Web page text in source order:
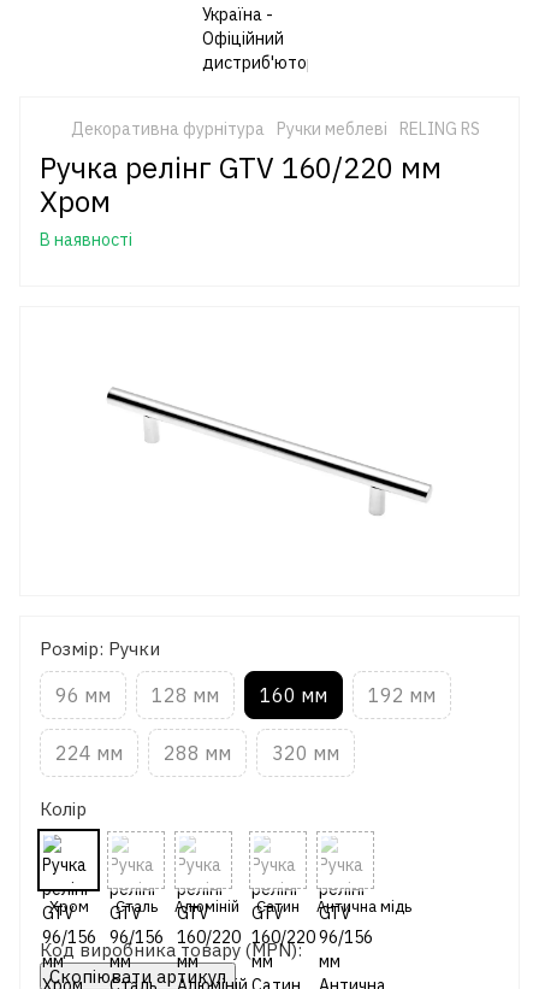
Декоративна фурнітура Ручки меблеві RELING RS
Ручка релінг GTV 160/220 мм
Хром
В наявності
Розмір: Ручки
96 мм 128 мм 160 мм 192 мм
224 мм 288 мм 320 мм
Колір
Код виробника товару (MPN):
Скопіювати артикул